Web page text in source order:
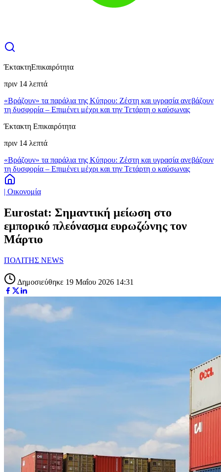
ΈκτακτηΕπικαιρότητα
πριν 14 λεπτά
«Βράζουν» τα παράλια της Κύπρου: Ζέστη και υγρασία ανεβάζουν
τη δυσφορία – Επιμένει μέχρι και την Τετάρτη ο καύσωνας
Έκτακτη Επικαιρότητα
πριν 14 λεπτά
«Βράζουν» τα παράλια της Κύπρου: Ζέστη και υγρασία ανεβάζουν
τη δυσφορία – Επιμένει μέχρι και την Τετάρτη ο καύσωνας
| Οικονομία
Eurostat: Σημαντική μείωση στο
εμπορικό πλεόνασμα ευρωζώνης τον
Μάρτιο
ΠΟΛΙΤΗΣ NEWS
Δημοσιεύθηκε 19 Μαΐου 2026 14:31